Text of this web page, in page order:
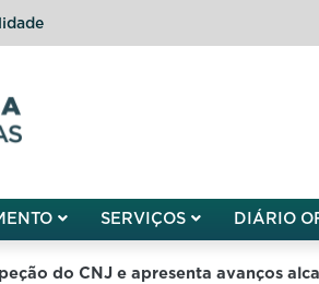
SERVIÇOS DIÁRIO
do CNJ e apresenta avanços